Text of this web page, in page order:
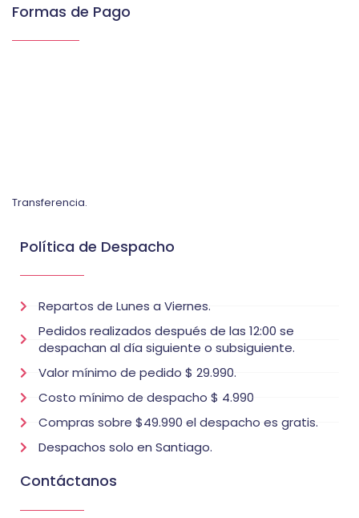
Formas de Pago
Transferencia.
Política de Despacho
Repartos de Lunes a Viernes.
Pedidos realizados después de las 12:00 se
despachan al día siguiente o subsiguiente.
Valor mínimo de pedido $ 29.990.
Costo mínimo de despacho $ 4.990
Compras sobre $49.990 el despacho es gratis.
Despachos solo en Santiago.
Contáctanos